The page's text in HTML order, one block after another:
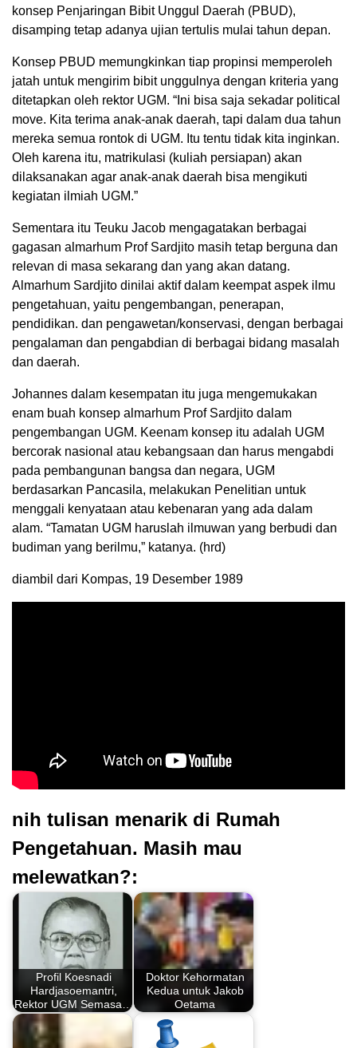
konsep Penjaringan Bibit Unggul Daerah (PBUD),
disamping tetap adanya ujian tertulis mulai tahun depan.
Konsep PBUD memungkinkan tiap propinsi memperoleh
jatah untuk mengirim bibit unggulnya dengan kriteria yang
ditetapkan oleh rektor UGM. “Ini bisa saja sekadar political
move. Kita terima anak-anak daerah, tapi dalam dua tahun
mereka semua rontok di UGM. Itu tentu tidak kita inginkan.
Oleh karena itu, matrikulasi (kuliah persiapan) akan
dilaksanakan agar anak-anak daerah bisa mengikuti
kegiatan ilmiah UGM.”
Sementara itu Teuku Jacob mengagatakan berbagai
gagasan almarhum Prof Sardjito masih tetap berguna dan
relevan di masa sekarang dan yang akan datang.
Almarhum Sardjito dinilai aktif dalam keempat aspek ilmu
pengetahuan, yaitu pengembangan, penerapan,
pendidikan. dan pengawetan/konservasi, dengan berbagai
pengalaman dan pengabdian di berbagai bidang masalah
dan daerah.
Johannes dalam kesempatan itu juga mengemukakan
enam buah konsep almarhum Prof Sardjito dalam
pengembangan UGM. Keenam konsep itu adalah UGM
bercorak nasional atau kebangsaan dan harus mengabdi
pada pembangunan bangsa dan negara, UGM
berdasarkan Pancasila, melakukan Penelitian untuk
menggali kenyataan atau kebenaran yang ada dalam
alam. “Tamatan UGM haruslah ilmuwan yang berbudi dan
budiman yang berilmu,” katanya. (hrd)
diambil dari Kompas, 19 Desember 1989
nih tulisan menarik di Rumah
Pengetahuan. Masih mau
melewatkan?:
Profil Koesnadi
Hardjasoemantri,
Rektor UGM Semasa…
Doktor Kehormatan
Kedua untuk Jakob
Oetama